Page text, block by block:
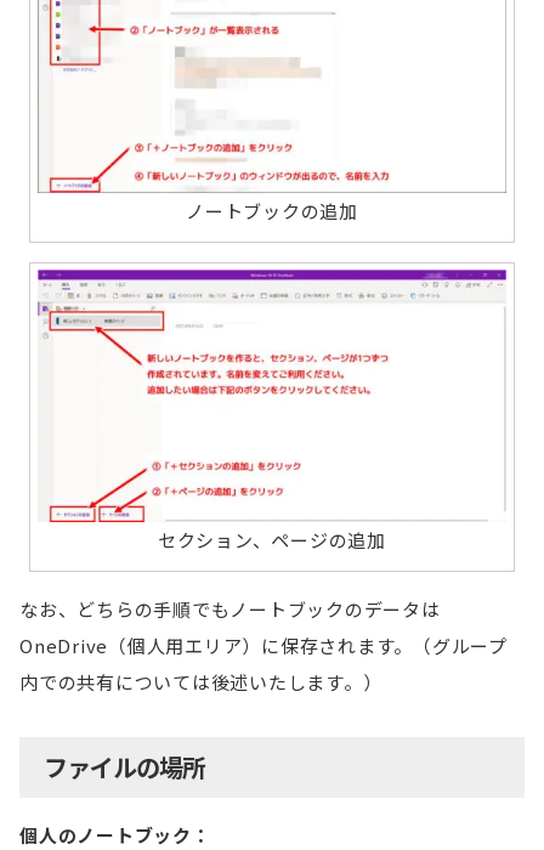
ノートブックの追加
セクション、ページの追加
なお、どちらの手順でもノートブックのデータは
OneDrive（個人用エリア）に保存されます。（グループ
内での共有については後述いたします。）
ファイルの場所
個人のノートブック：